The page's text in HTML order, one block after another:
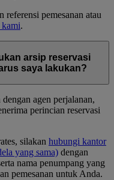
referensi pemesanan atau
.
arsip reservasi
saya lakukan?
agen perjalanan,
perincian reservasi
silakan hubungi kantor
yang sama) dengan
nama penumpang yang
pemesanan untuk Anda.